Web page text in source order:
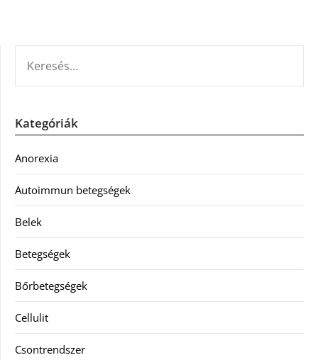
Kategóriák
Anorexia
Autoimmun betegségek
Belek
Betegségek
Bőrbetegségek
Cellulit
Csontrendszer